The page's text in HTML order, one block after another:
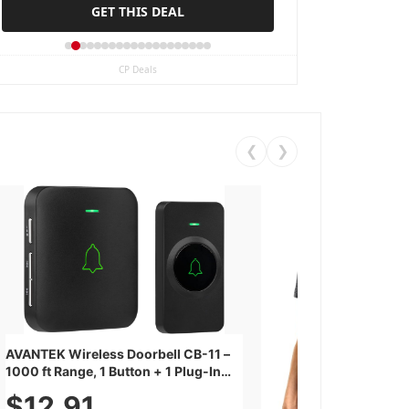
GET THIS DEAL
GET THIS DEAL
CP Deals
❮ ❯
AVANTEK Wireless Doorbell CB-11 –
1000 ft Range, 1 Button + 1 Plug-In